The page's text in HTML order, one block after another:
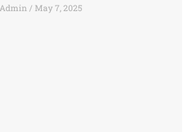
Admin May 7, 2025